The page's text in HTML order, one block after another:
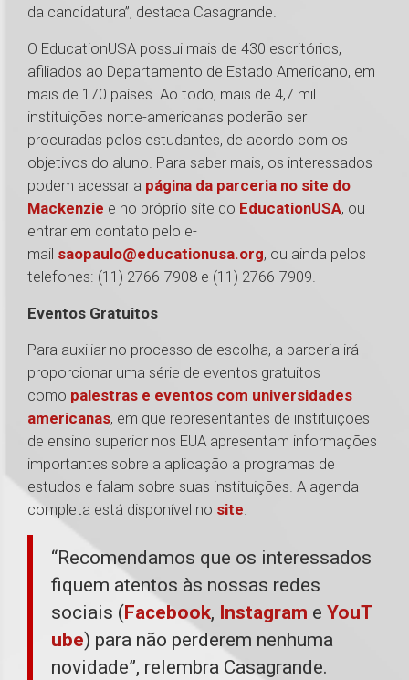
da candidatura”, destaca Casagrande.
O EducationUSA possui mais de 430 escritórios,
afiliados ao Departamento de Estado Americano, em
mais de 170 países. Ao todo, mais de 4,7 mil
instituições norte-americanas poderão ser
procuradas pelos estudantes, de acordo com os
objetivos do aluno. Para saber mais, os interessados
podem acessar a página da parceria no site do
Mackenzie e no próprio site do EducationUSA, ou
entrar em contato pelo e-
mail saopaulo@educationusa.org, ou ainda pelos
telefones: (11) 2766-7908 e (11) 2766-7909.
Eventos Gratuitos
Para auxiliar no processo de escolha, a parceria irá
proporcionar uma série de eventos gratuitos
como palestras e eventos com universidades
americanas, em que representantes de instituições
de ensino superior nos EUA apresentam informações
importantes sobre a aplicação a programas de
estudos e falam sobre suas instituições. A agenda
completa está disponível no site.
“Recomendamos que os interessados
fiquem atentos às nossas redes
sociais (Facebook, Instagram e YouT
ube) para não perderem nenhuma
novidade”, relembra Casagrande.